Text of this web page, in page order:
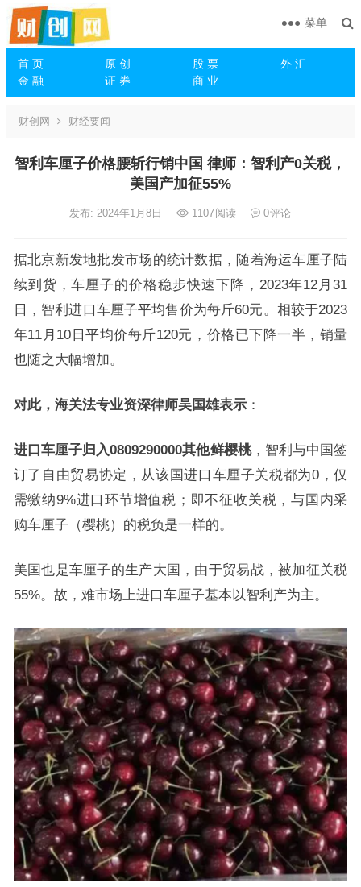
首 页 原 创 股 票
外 汇
金 融
证 券 商 业
菜单
财创网 财经要闻
智利车厘子价格腰斩行销中国 律师：智利产0关税，
美国产加征55%
发布: 2024年1月8日 1107阅读 0评论
据北京新发地批发市场的统计数据，随着海运车厘子陆
续到货，车厘子的价格稳步快速下降，2023年12月31
日，智利进口车厘子平均售价为每斤60元。相较于2023
年11月10日平均价每斤120元，价格已下降一半，销量
也随之大幅增加。
对此，海关法专业资深律师吴国雄表示：
进口车厘子归入0809290000其他鲜樱桃，智利与中国签
订了自由贸易协定，从该国进口车厘子关税都为0，仅
需缴纳9%进口环节增值税；即不征收关税，与国内采
购车厘子（樱桃）的税负是一样的。
美国也是车厘子的生产大国，由于贸易战，被加征关税
55%。故，难市场上进口车厘子基本以智利产为主。